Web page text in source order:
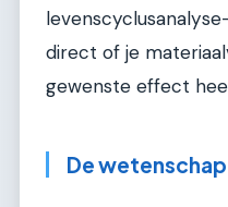
direct of je
gewenste effect
De